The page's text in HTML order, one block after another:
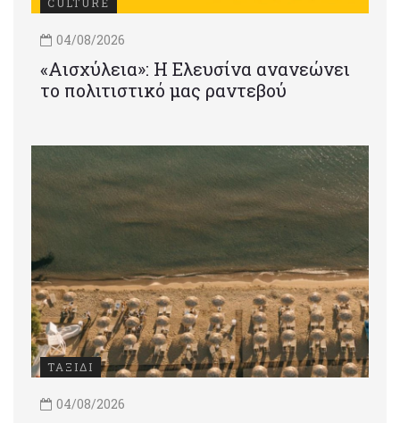
04/08/2026
«Αισχύλεια»: Η Ελευσίνα ανανεώνει
το πολιτιστικό μας ραντεβού
ΤΑΞΙΔΙ
04/08/2026